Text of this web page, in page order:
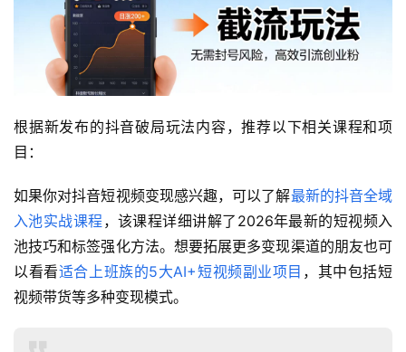
根据新发布的抖音破局玩法内容，推荐以下相关课程和项
目：
如果你对抖音短视频变现感兴趣，可以了解最新的抖音全域
入池实战课程 ，该课程详细讲解了2026年最新的短视频入
池技巧和标签强化方法。想要拓展更多变现渠道的朋友也可
以看看适合上班族的5大AI+短视频副业项目 ，其中包括短
视频带货等多种变现模式。